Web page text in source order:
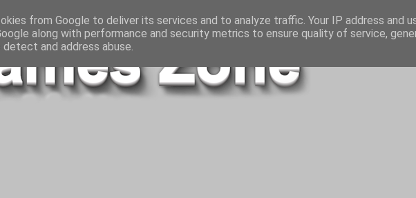
from Google to deliver its services and to analyze traffic. Your IP address and
along with performance and security metrics to ensure quality of service,
and address abuse.